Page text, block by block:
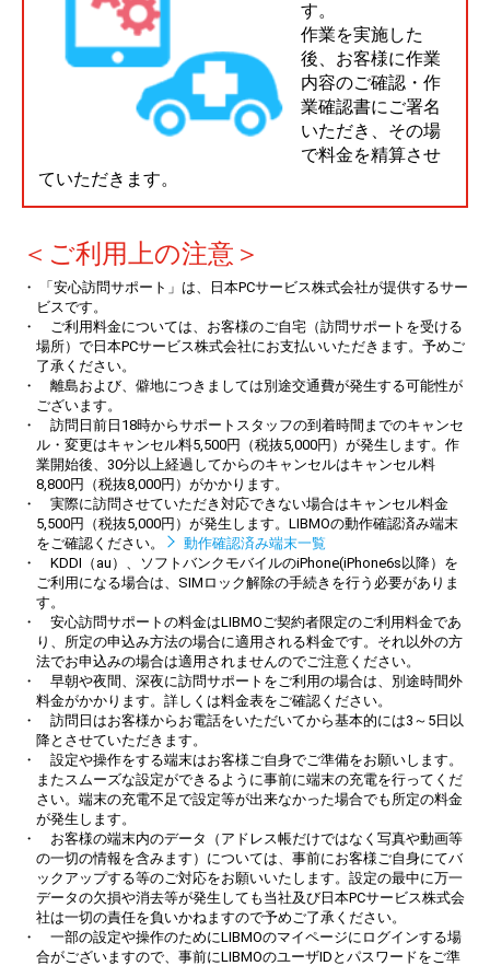
す。
作業を実施した
後、お客様に作業
内容のご確認・作
業確認書にご署名
いただき、その場
で料金を精算させ
ていただきます。
＜ご利用上の注意＞
・ 「安心訪問サポート」は、日本PCサービス株式会社が提供するサー
ビスです。
・ ご利用料金については、お客様のご自宅（訪問サポートを受ける
場所）で日本PCサービス株式会社にお支払いいただきます。予めご
了承ください。
・ 離島および、僻地につきましては別途交通費が発生する可能性が
ございます。
・ 訪問日前日18時からサポートスタッフの到着時間までのキャンセ
ル・変更はキャンセル料5,500円（税抜5,000円）が発生します。作
業開始後、30分以上経過してからのキャンセルはキャンセル料
8,800円（税抜8,000円）がかかります。
・ 実際に訪問させていただき対応できない場合はキャンセル料金
5,500円（税抜5,000円）が発生します。LIBMOの動作確認済み端末
をご確認ください。
動作確認済み端末一覧
・ KDDI（au）、ソフトバンクモバイルのiPhone(iPhone6s以降）を
ご利用になる場合は、SIMロック解除の手続きを行う必要がありま
す。
・ 安心訪問サポートの料金はLIBMOご契約者限定のご利用料金であ
り、所定の申込み方法の場合に適用される料金です。それ以外の方
法でお申込みの場合は適用されませんのでご注意ください。
・ 早朝や夜間、深夜に訪問サポートをご利用の場合は、別途時間外
料金がかかります。詳しくは料金表をご確認ください。
・ 訪問日はお客様からお電話をいただいてから基本的には3～5日以
降とさせていただきます。
・ 設定や操作をする端末はお客様ご自身でご準備をお願いします。
またスムーズな設定ができるように事前に端末の充電を行ってくだ
さい。端末の充電不足で設定等が出来なかった場合でも所定の料金
が発生します。
・ お客様の端末内のデータ（アドレス帳だけではなく写真や動画等
の一切の情報を含みます）については、事前にお客様ご自身にてバ
ックアップする等のご対応をお願いいたします。設定の最中に万一
データの欠損や消去等が発生しても当社及び日本PCサービス株式会
社は一切の責任を負いかねますので予めご了承ください。
・ 一部の設定や操作のためにLIBMOのマイページにログインする場
合がございますので、事前にLIBMOのユーザIDとパスワードをご準